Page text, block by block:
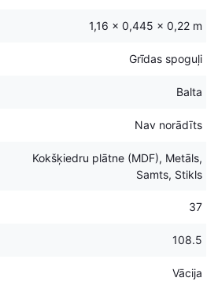
1,16 × 0,445 × 0,22 m
Grīdas spoguļi
Balta
Nav norādīts
Kokšķiedru plātne (MDF), Metāls,
Samts, Stikls
37
108.5
Vācija